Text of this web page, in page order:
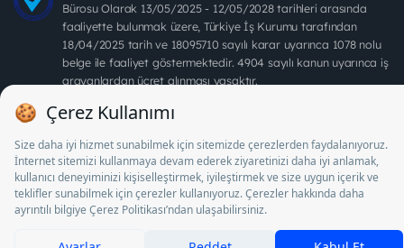
Bürosu Olarak 13/05/2025 - 12/05/2028 tarihleri arasında
faaliyette bulunmak üzere, Türkiye İş Kurumu tarafından
18/04/2025 tarih ve 18095710 sayılı karar uyarınca 1078 nolu
belge ile faaliyet göstermektedir. 4904 sayılı kanun uyarınca iş
arayanlardan ücret alınması yasaktır.